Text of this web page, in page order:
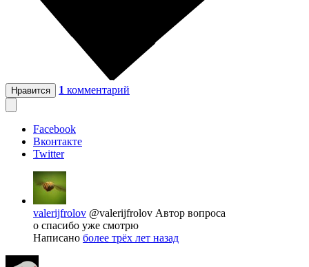
Нравится 1 комментарий
Facebook
Вконтакте
Twitter
valerijfrolov @valerijfrolov Автор вопроса
о спасибо уже смотрю
Написано более трёх лет назад